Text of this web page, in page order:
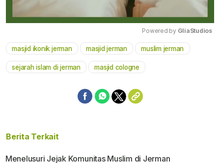
Mute
Powered by GliaStudios
masjid ikonik jerman masjid jerman muslim jerman
sejarah islam di jerman masjid cologne
Berita Terkait
Menelusuri Jejak Komunitas Muslim di Jerman